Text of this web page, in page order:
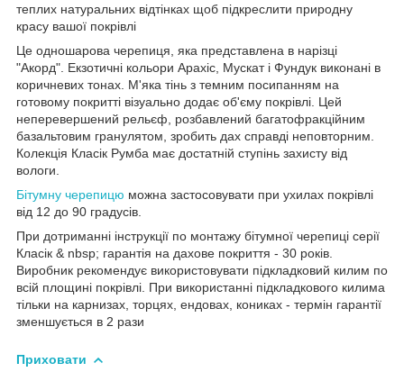
теплих натуральних відтінках щоб підкреслити природну
красу вашої покрівлі
Це одношарова черепиця, яка представлена в нарізці
"Акорд". Екзотичні кольори Арахіс, Мускат і Фундук виконані в
коричневих тонах. М'яка тінь з темним посипанням на
готовому покритті візуально додає об'єму покрівлі. Цей
неперевершений рельєф, розбавлений багатофракційним
базальтовим гранулятом, зробить дах справді неповторним.
Колекція Класік Румба має достатній ступінь захисту від
вологи.
Бітумну черепицю можна застосовувати при ухилах покрівлі
від 12 до 90 градусів.
При дотриманні інструкції по монтажу бітумної черепиці серії
Класік & nbsp; гарантія на дахове покриття - 30 років.
Виробник рекомендує використовувати підкладковий килим по
всій площині покрівлі. При використанні підкладкового килима
тільки на карнизах, торцях, ендовах, кониках - термін гарантії
зменшується в 2 рази
Приховати